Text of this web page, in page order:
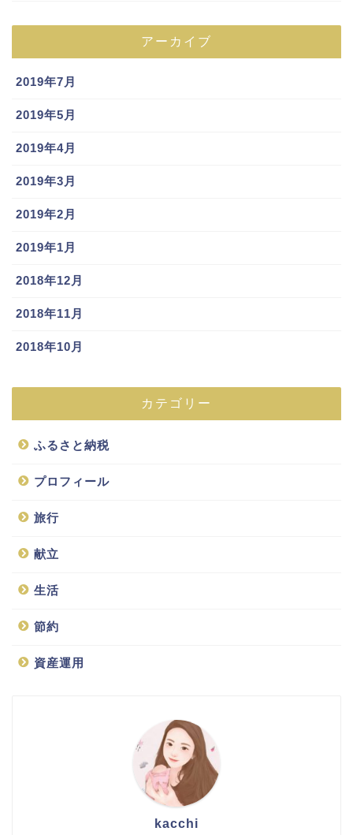
アーカイブ
2019年7月
2019年5月
2019年4月
2019年3月
2019年2月
2019年1月
2018年12月
2018年11月
2018年10月
カテゴリー
ふるさと納税
プロフィール
旅行
献立
生活
節約
資産運用
kacchi